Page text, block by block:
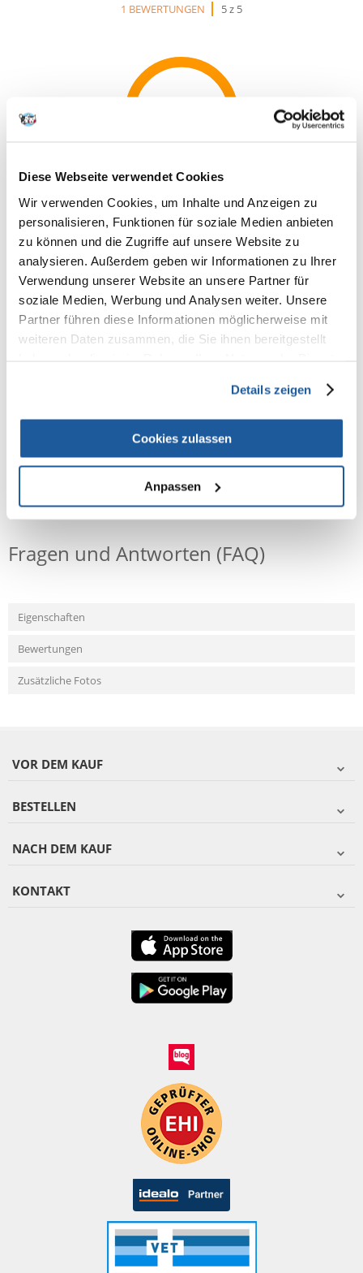
Diese Webseite verwendet Cookies
Wir verwenden Cookies, um Inhalte und Anzeigen zu
personalisieren, Funktionen für soziale Medien anbieten
zu können und die Zugriffe auf unsere Website zu
analysieren. Außerdem geben wir Informationen zu Ihrer
Verwendung unserer Website an unsere Partner für
soziale Medien, Werbung und Analysen weiter. Unsere
Partner führen diese Informationen möglicherweise mit
weiteren Daten zusammen, die Sie ihnen bereitgestellt
Details zeigen
Cookies zulassen
Anpassen
1 BEWERTUNGEN
5 z 5
Recommend
100% KUNDEN EMPFEHLEN DIESES PRODUKT
REZENSION VERFASSEN
Produktbeschreibung
Kratzbrett für Zimmerecken
Sisal/Plüsch
plüschbezogene Rückseite
Fragen und Antworten (FAQ)
Eigenschaften
Bewertungen
Zusätzliche Fotos
VOR DEM KAUF
BESTELLEN
NACH DEM KAUF
KONTAKT